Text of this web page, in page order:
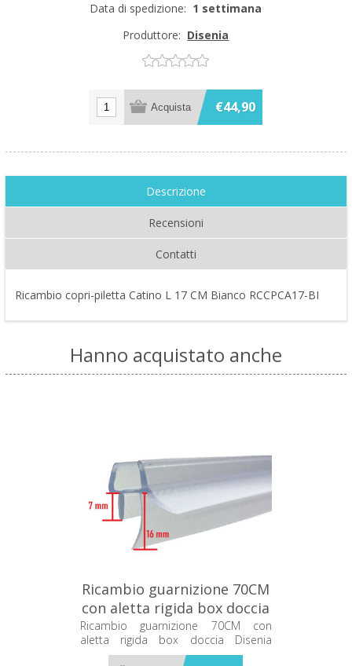
Data di spedizione: 1 settimana
Produttore: Disenia
€44,90
Descrizione
Recensioni
Contatti
Ricambio copri-piletta Catino L 17 CM Bianco RCCPCA17-BI
Hanno acquistato anche
Ricambio guarnizione 70CM
con aletta rigida box doccia
Disenia RCGNGC6F
Ricambio guarnizione 70CM con
aletta rigida box doccia Disenia
RCGNGC6F